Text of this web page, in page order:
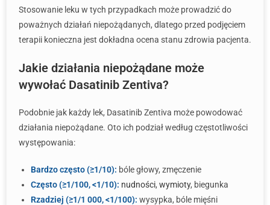
Stosowanie leku w tych przypadkach może prowadzić do
poważnych działań niepożądanych, dlatego przed podjęciem
terapii konieczna jest dokładna ocena stanu zdrowia pacjenta.
Jakie działania niepożądane może
wywołać Dasatinib Zentiva?
Podobnie jak każdy lek, Dasatinib Zentiva może powodować
działania niepożądane. Oto ich podział według częstotliwości
występowania:
Bardzo często (≥1/10): bóle głowy, zmęczenie
Często (≥1/100, <1/10): nudności, wymioty, biegunka
Rzadziej (≥1/1 000, <1/100): wysypka, bóle mięśni